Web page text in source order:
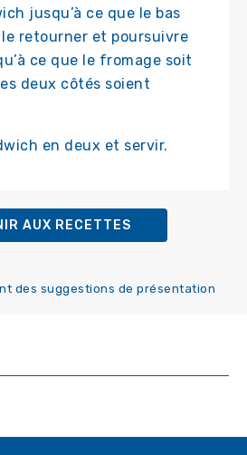
jusqu’à ce que le bas
retourner et poursuivre
ce que le fromage soit
deux côtés soient
en deux et servir.
AUX RECETTES
des suggestions de présentation